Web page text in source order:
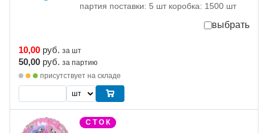
партия поставки: 5 шт коробка: 1500 шт
выбрать
10,00 руб. за шт
50,00 руб. за партию
присутствует на складе
С Т О К